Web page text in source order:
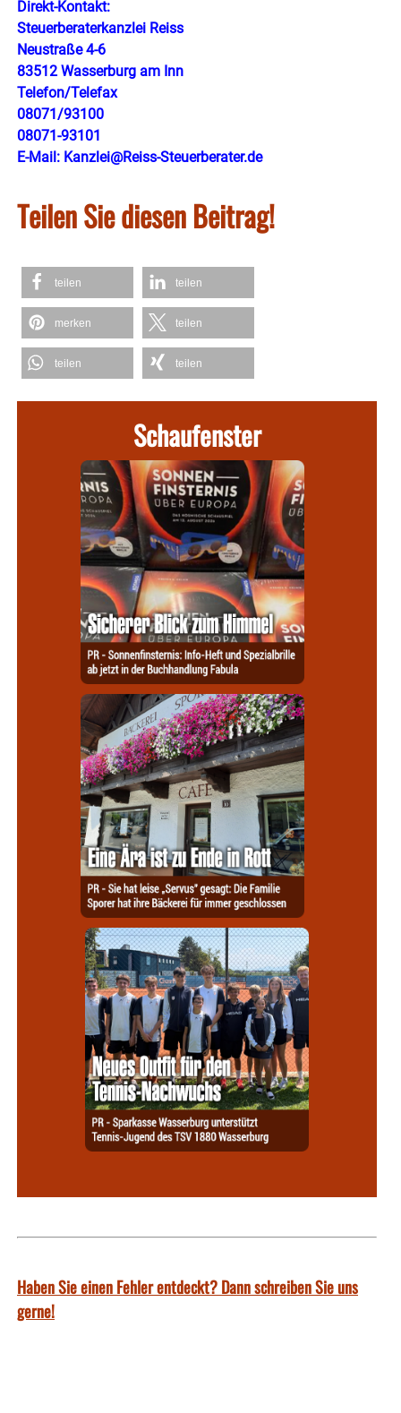
Direkt-Kontakt:
Steuerberaterkanzlei Reiss
Neustraße 4-6
83512 Wasserburg am Inn
​Telefon/Telefax
08071/93100
08071-93101
​E-Mail: Kanzlei@Reiss-Steuerberater.de
Teilen Sie diesen Beitrag!
teilen teilen
merken teilen
teilen teilen
Schaufenster
Haben Sie einen Fehler entdeckt? Dann schreiben Sie uns
gerne!